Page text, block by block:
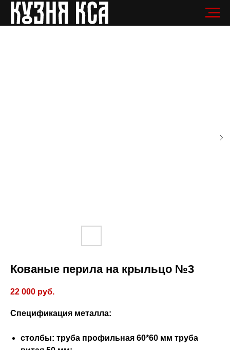
Кованые перила на крыльцо №3
22 000 руб.
Спецификация металла:
столбы: труба профильная 60*60 мм труба